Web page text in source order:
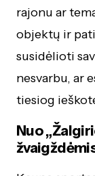
rajonu ar
objektų ir
susidėlioti
nesvarbu, ar
tiesiog
Nuo